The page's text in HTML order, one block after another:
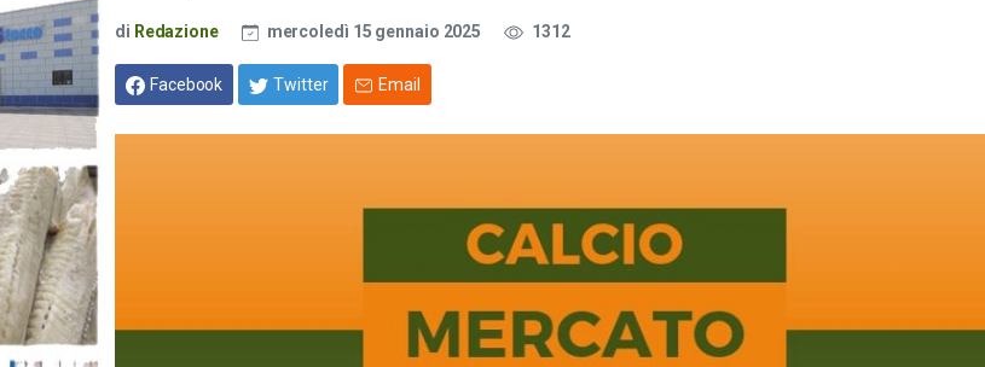
di Redazione mercoledì 15 gennaio 2025 1312
Facebook Twitter Email